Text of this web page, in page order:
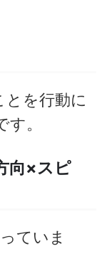
を行動に
。
向×スピ
ていま